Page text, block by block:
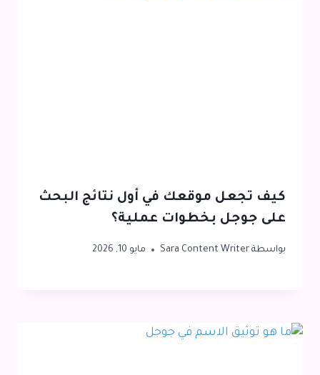
كيف تجعل موقعك في أول نتائج البحث
على جوجل بخطوات عملية؟
بواسطة Sara Content Writer مايو 10, 2026